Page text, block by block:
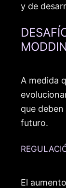
y de
A medida
que
futuro.
El